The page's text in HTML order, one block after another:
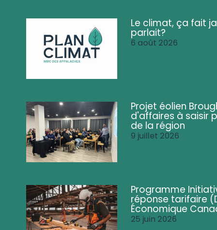
Le climat, ça fait
parlait?
6 août 2026
Projet éolien
d'affaires à saisir
de la région
9 juillet 2026
Programme
réponse tarifaire
Économique
25 juin 2026